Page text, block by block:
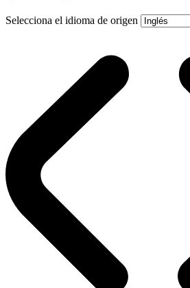
Selecciona el idioma de origen